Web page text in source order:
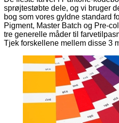
sprøjtestøbte dele, og vi bruger
bog som vores gyldne standard
Pigment, Master Batch og Pre-
tre generelle måder til
Tjek forskellene mellem disse 3